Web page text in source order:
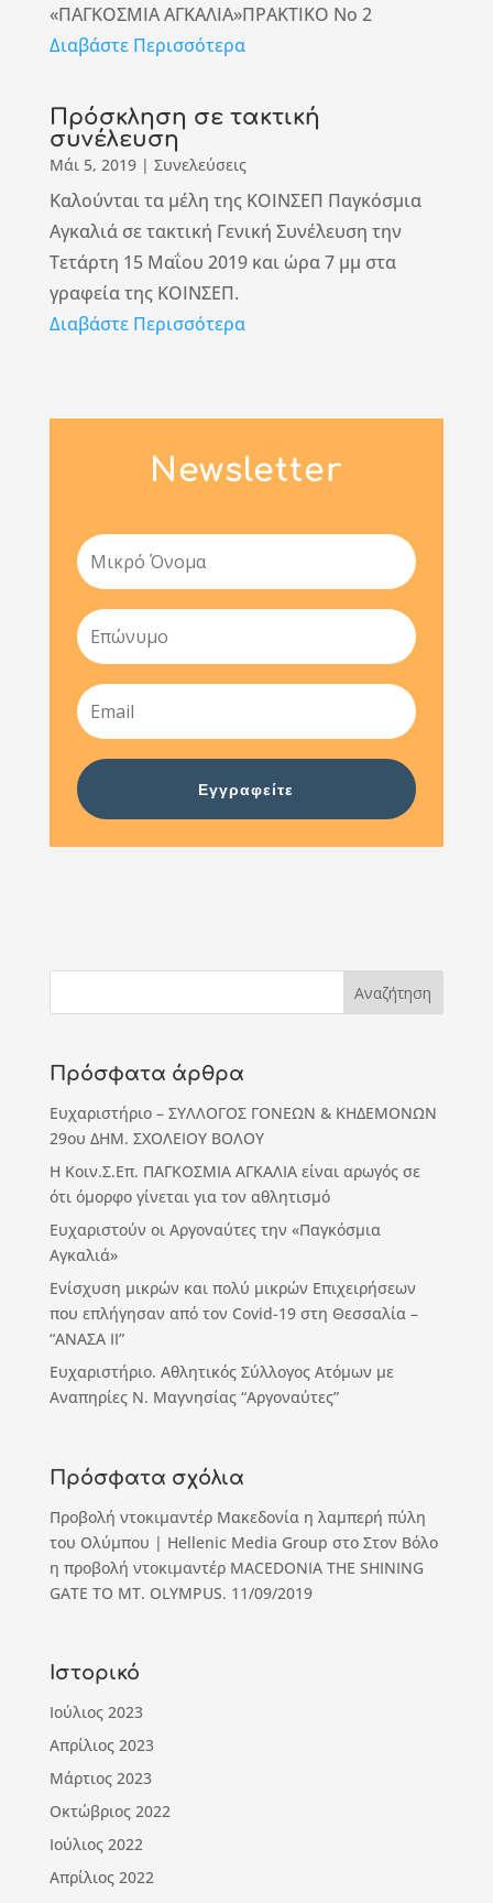
«ΠΑΓΚΟΣΜΙΑ ΑΓΚΑΛΙΑ»ΠΡΑΚΤΙΚΟ Νο 2
Διαβάστε Περισσότερα
Πρόσκληση σε τακτική
συνέλευση
Μάι 5, 2019| Συνελεύσεις
Καλούνται τα μέλη της ΚΟΙΝΣΕΠ Παγκόσμια
Αγκαλιά σε τακτική Γενική Συνέλευση την
Τετάρτη 15 Μαΐου 2019 και ώρα 7 μμ στα
γραφεία της ΚΟΙΝΣΕΠ.
Διαβάστε Περισσότερα
Newsletter
Εγγραφείτε
Πρόσφατα άρθρα
Ευχαριστήριο – ΣΥΛΛΟΓΟΣ ΓΟΝΕΩΝ & ΚΗΔΕΜΟΝΩΝ
29ου ΔΗΜ. ΣΧΟΛΕΙΟΥ ΒΟΛΟΥ
Η Κοιν.Σ.Επ. ΠΑΓΚΟΣΜΙΑ ΑΓΚΑΛΙΑ είναι αρωγός σε
ότι όμορφο γίνεται για τον αθλητισμό
Ευχαριστούν οι Αργοναύτες την «Παγκόσμια
Αγκαλιά»
Ενίσχυση μικρών και πολύ μικρών Επιχειρήσεων
που επλήγησαν από τον Covid-19 στη Θεσσαλία –
“ΑΝΑΣΑ ΙΙ”
Ευχαριστήριο. Αθλητικός Σύλλογος Ατόμων με
Αναπηρίες Ν. Μαγνησίας “Αργοναύτες”
Πρόσφατα σχόλια
Προβολή ντοκιμαντέρ Μακεδονία η λαμπερή πύλη
του Ολύμπου | Hellenic Media Group στο Στον Βόλο
η προβολή ντοκιμαντέρ MACEDONIA THE SHINING
GATE TO MT. OLYMPUS. 11/09/2019
Ιστορικό
Ιούλιος 2023
Απρίλιος 2023
Μάρτιος 2023
Οκτώβριος 2022
Ιούλιος 2022
Απρίλιος 2022